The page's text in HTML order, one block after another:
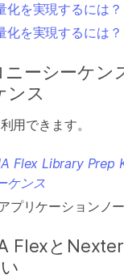
化を実現するには？
化を実現するには
ニーシーケン
ンス
用できます。
Flex Library Prep
ケンス
プリケーションノ
Flexと